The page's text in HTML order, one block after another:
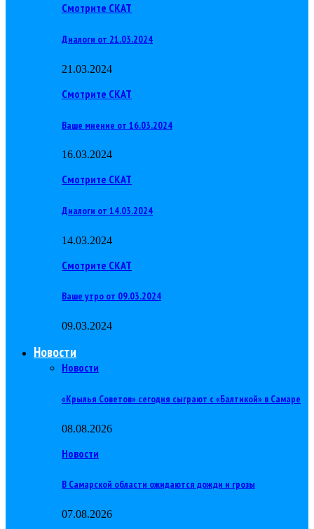
Смотрите СКАТ
Диалоги от 21.03.2024
21.03.2024
Смотрите СКАТ
Ваше мнение от 16.03.2024
16.03.2024
Смотрите СКАТ
Диалоги от 14.03.2024
14.03.2024
Смотрите СКАТ
Ваше утро от 09.03.2024
09.03.2024
Новости
Новости
«Крылья Советов» сегодня сыграют с «Балтикой» в Самаре
08.08.2026
Новости
В Самарской области ожидаются дожди и грозы
07.08.2026